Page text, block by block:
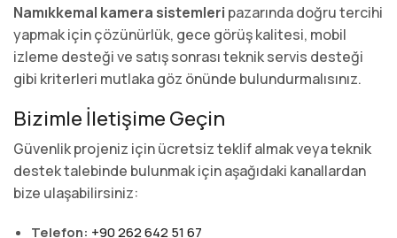
Namıkkemal kamera sistemleri pazarında doğru tercihi
yapmak için çözünürlük, gece görüş kalitesi, mobil
izleme desteği ve satış sonrası teknik servis desteği
gibi kriterleri mutlaka göz önünde bulundurmalısınız.
Bizimle İletişime Geçin
Güvenlik projeniz için ücretsiz teklif almak veya teknik
destek talebinde bulunmak için aşağıdaki kanallardan
bize ulaşabilirsiniz:
Telefon: +90 262 642 51 67